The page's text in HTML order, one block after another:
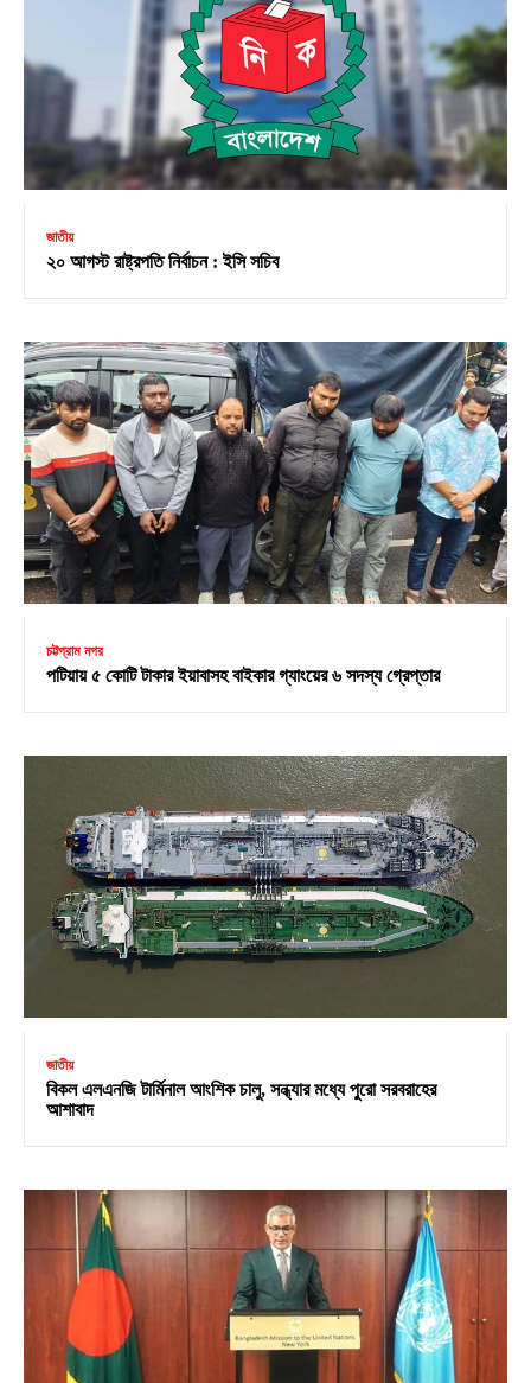
জাতীয়
২০ আগস্ট রাষ্ট্রপতি নির্বাচন : ইসি সচিব
চট্টগ্রাম নগর
পটিয়ায় ৫ কোটি টাকার ইয়াবাসহ বাইকার গ্যাংয়ের ৬ সদস্য গ্রেপ্তার
জাতীয়
বিকল এলএনজি টার্মিনাল আংশিক চালু, সন্ধ্যার মধ্যে পুরো সরবরাহের
আশাবাদ